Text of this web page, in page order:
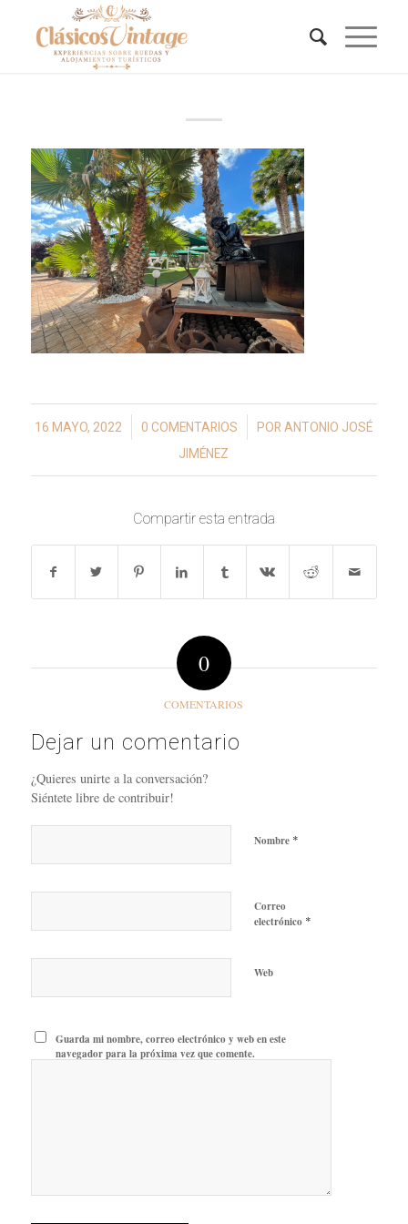
16 MAYO, 2022
/ 0 COMENTARIOS
/ PORANTONIO JOSÉ
JIMÉNEZ
Compartir esta entrada
0
COMENTARIOS
Dejar un comentario
¿Quieres unirte a la conversación?
Siéntete libre de contribuir!
Nombre *
Correo
electrónico *
Web
Guarda mi nombre, correo electrónico y web en este
navegador para la próxima vez que comente.